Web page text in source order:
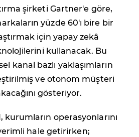
şirketi Gartner'e göre,
yüzde 60'ı bire bir
için yapay zekâ
kullanacak. Bu
kanal bazlı yaklaşımların
ve otonom müşteri
gösteriyor.
kurumların operasyonlarını
verimli hale getirirken;